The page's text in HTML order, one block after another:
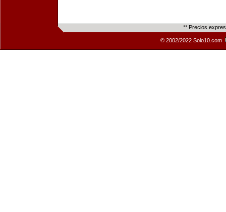
** Precios
© 2002/2022 Solo10.com